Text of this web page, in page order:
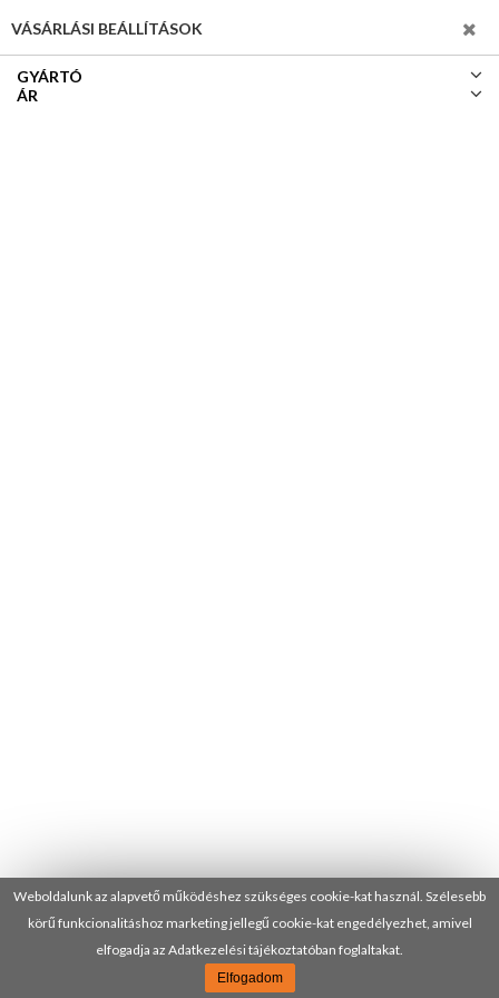
Weboldalunk az alapvető működéshez szükséges cookie-kat használ. Szélesebb
körű funkcionalitáshoz marketing jellegű cookie-kat engedélyezhet, amivel
elfogadja az Adatkezelési tájékoztatóban foglaltakat.
Elfogadom
VÁSÁRLÁSI BEÁLLÍTÁSOK
GYÁRTÓ
ÁR